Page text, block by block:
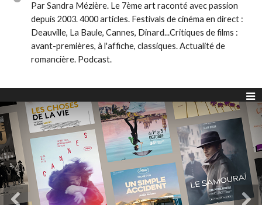
Par Sandra Mézière. Le 7ème art raconté avec passion
depuis 2003. 4000 articles. Festivals de cinéma en direct :
Deauville, La Baule, Cannes, Dinard...Critiques de films :
avant-premières, à l'affiche, classiques. Actualité de
romancière. Podcast.